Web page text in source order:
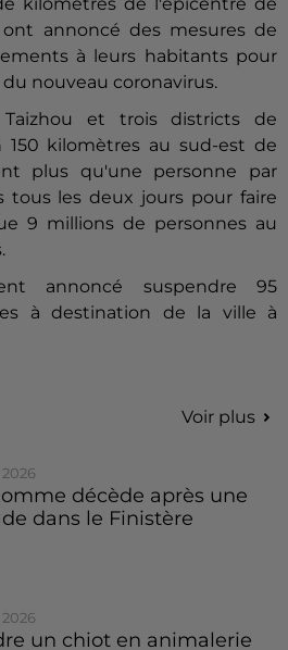
annoncé des mesures de
à leurs habitants pour
nouveau coronavirus.
et trois districts de
150 kilomètres au sud-est de
plus qu'une personne par
tous les deux jours pour faire
9 millions de personnes au
annoncé suspendre 95
à destination de la ville à
Voir plus
décède après une
dans le Finistère
un chiot en animalerie